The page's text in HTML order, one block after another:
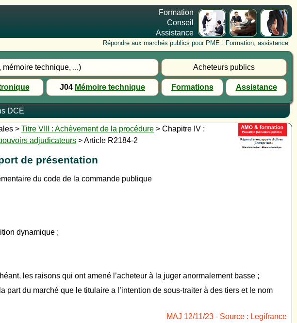
Formation
Conseil
Assistance
Répondre aux marchés publics pour PME : Formation, assistance
mémoire technique, ...) Acheteurs publics
J04 Mémoire technique Formations Assistance
DCE
> Titre VIII : Achèvement de la procédure > Chapitre IV :
adjudicateurs > Article R2184-2
de présentation
du code de la commande publique
dynamique ;
les raisons qui ont amené l’acheteur à la juger anormalement basse ;
du marché que le titulaire a l’intention de sous-traiter à des tiers et le nom
MAJ 12/11/23 - Source : Legifrance